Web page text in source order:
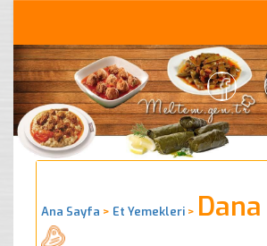
Ana Sayfa > Et Yemekleri >